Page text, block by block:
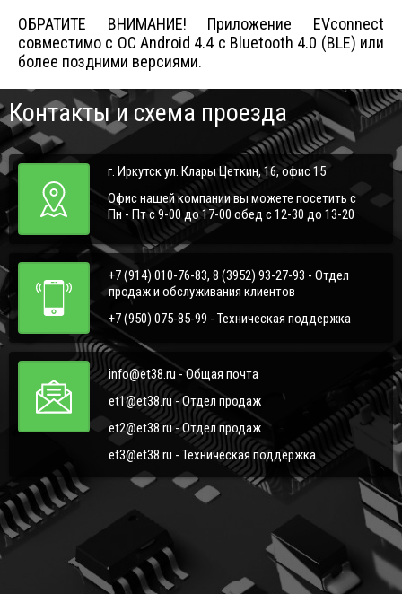
ОБРАТИТЕ ВНИМАНИЕ! Приложение EVconnect
совместимо с ОС Android 4.4 с Bluetooth 4.0 (BLE) или
более поздними версиями.
Контакты и схема проезда
г. Иркутск ул. Клары Цеткин, 16, офис 15
Офис нашей компании вы можете посетить с
Пн - Пт с 9-00 до 17-00 обед с 12-30 до 13-20
+7 (914) 010-76-83, 8 (3952) 93-27-93 - Отдел
продаж и обслуживания клиентов
+7 (950) 075-85-99 - Техническая поддержка
info@et38.ru - Общая почта
et1@et38.ru - Отдел продаж
et2@et38.ru - Отдел продаж
et3@et38.ru - Техническая поддержка